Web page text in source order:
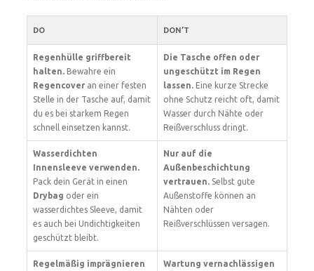
DO DON’T
Regenhülle griffbereit
halten. Bewahre ein
Regencover an einer festen
Stelle in der Tasche auf, damit
du es bei starkem Regen
schnell einsetzen kannst.
Die Tasche offen oder
ungeschützt im Regen
lassen. Eine kurze Strecke
ohne Schutz reicht oft, damit
Wasser durch Nähte oder
Reißverschluss dringt.
Wasserdichten
Innensleeve verwenden.
Pack dein Gerät in einen
Drybag oder ein
wasserdichtes Sleeve, damit
es auch bei Undichtigkeiten
geschützt bleibt.
Nur auf die
Außenbeschichtung
vertrauen. Selbst gute
Außenstoffe können an
Nähten oder
Reißverschlüssen versagen.
Regelmäßig imprägnieren
Wartung vernachlässigen